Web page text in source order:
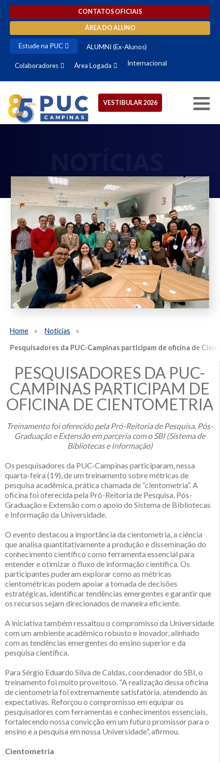
CONTATOS OFICIAIS
ÁREA DO ALUNO
Estude na PUC ALUMNI (Ex-Alunos)
Colaboradores Área Logada Internacional
VESTIBULAR 2026
Home
Notícias
Pesquisadores da PUC-Campinas participam de oficina de
PESQUISADORES DA PUC-
CAMPINAS PARTICIPAM DE
OFICINA DE CIENTOMETRIA
Treinamento foi oferecido pela Pró-Reitoria de Pesquisa, Pós-
Graduação e Extensão em parceria com oSBI (Sistema de
Bibliotecas e Informação)
Os pesquisadores da PUC-Campinas participaram, nessa
quarta-feira (19), de um treinamento sobre métricas de
pesquisa acadêmica, prática chamada de “cientometria”. A
oficina foi oferecida pela Pró-Reitoria de Pesquisa, Pós-
Graduação e Extensão com o apoio do Sistema de Bibliotecas
e Informação da Universidade.
O evento destacou a importância da cientometria, a ciência
que analisa quantitativamente a produção e disseminação do
conhecimento científico como ferramenta essencial para
entender e otimizar o fluxo de informação científica. Os
participantes puderam explorar como as métricas
cientométricas podem apoiar a tomada de decisões
estratégicas, identificar tendências emergentes e garantir que
os recursos sejam direcionados de maneira eficiente.
A iniciativa também ressaltou o compromisso da Universidade
com um ambiente acadêmico robusto e inovador, alinhado
com as tendências emergentes do ensino superior e da
pesquisa científica.
Para Sérgio Eduardo Silva de Caldas, coordenador do SBI, o
treinamento foi muito proveitoso. “A realização dessa oficina
de cientometria foi extremamente satisfatória, atendendo às
expectativas. Reforçou o compromisso em equipar os
pesquisadores com ferramentas e conhecimentos essenciais,
fortalecendo nossa convicção em um futuro promissor para o
ensino e a pesquisa em nossa Universidade”, afirmou.
Cientometria